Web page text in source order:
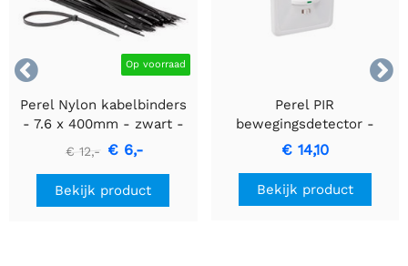

 Op voorraad
Perel Nylon kabelbinders
- 7.6 x 400mm - zwart -
100 stuks
€ 12,- € 6,-
Bekijk product
Perel PIR
bewegingsdetector -
Inbouw met
bewegingsdetectie &
inbouwontwerp
€ 14,10
Bekijk product